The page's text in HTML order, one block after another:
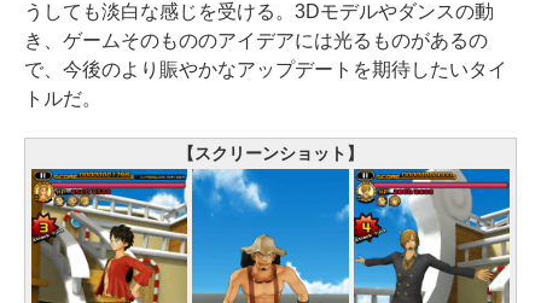
うしても淡白な感じを受ける。3Dモデルやダンスの動
き、ゲームそのもののアイデアには光るものがあるの
で、今後のより賑やかなアップデートを期待したいタイ
トルだ。
【スクリーンショット】